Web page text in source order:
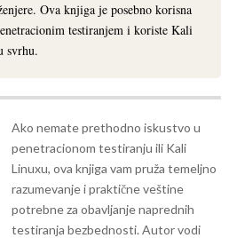
Ova knjiga je posebno korisna
testiranjem i koriste Kali
svrhu.
Ako nemate prethodno iskustvo u
penetracionom testiranju ili Kali
Linuxu, ova knjiga vam pruža temeljno
razumevanje i praktične veštine
potrebne za obavljanje naprednih
testiranja bezbednosti. Autor vodi